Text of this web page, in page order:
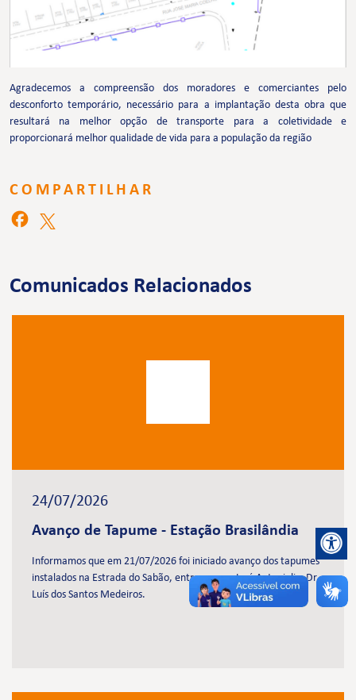
Agradecemos a compreensão dos moradores e comerciantes pelo
desconforto temporário, necessário para a implantação desta obra que
resultará na melhor opção de transporte para a coletividade e
proporcionará melhor qualidade de vida para a população da região
COMPARTILHAR
Comunicados Relacionados
24/07/2026
Avanço de Tapume - Estação Brasilândia
Informamos que em 21/07/2026 foi iniciado avanço dos tapumes
instalados na Estrada do Sabão, entre as ruas José Antonioli e Dr.
Luís dos Santos Medeiros.